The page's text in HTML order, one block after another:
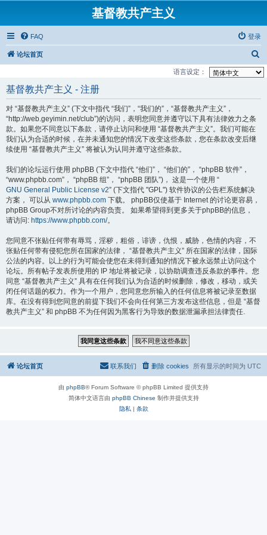
基督教共产主义
FAQ 登录
论坛首页
索
语言设定：
基督教共产主义 - 注册
对 “基督教共产主义” (下文中指代 “我们”，“我们的”，“基督教共产主义”，
“http://web.geyimin.net/club”)的访问，表明您同意并遵守以下具有法律效力之条
款。如果您不同意以下条款，请停止访问和使用 “基督教共产主义”。我们可能在
我们认为合适的时候，在并未通知您的情况下改变这些条款，您在条款改变后继
续使用 “基督教共产主义” 将被认为认同并遵守这些条款。
我们的论坛运行使用 phpBB (下文中指代 “他们”， “他们的”， “phpBB 软件”，
“www.phpbb.com”， “phpBB 组”， “phpBB 团队”)， 这是一个使用 “
GNU General Public License v2” (下文指代 "GPL") 软件协议的公告栏系统解决
方案， 可以从 www.phpbb.com 下载。 phpBB仅使基于 Internet 的讨论更容易，
phpBB Group不对所讨论的内容负责。 如果希望得到更多关于phpBB的信息，
请访问: https://www.phpbb.com/。
您同意不张贴任何带有辱骂，淫秽，粗俗，诽谤，仇恨，威胁，色情的内容，不
张贴任何带有侵犯您所在国家的法律， “基督教共产主义” 所在国家的法律，国际
公法的内容。以上的行为可能会使您在未得到通知的情况下被永远禁止访问这个
论坛。所有帖子发表所使用的 IP 地址将被记录，以协助调查违反条款的事件。您
同意 “基督教共产主义” 具有在任何我们认为合适的时候删除，修改，移动，或关
闭任何话题的权力。作为一个用户，您同意您所输入的任何信息将被记录至数据
库。在没有得到您同意的前提下我们不会向任何第三方发布这些信息，但是 “基督
教共产主义” 和 phpBB 不为任何因为黑客行为导致的数据泄漏承担法律责任.
论坛首页 所有显示的时间为 UTC
删除 cookies
联系我们
由 phpBB® Forum Software © phpBB Limited 提供支持
简体中文语言由 phpBB Chinese 制作并提供支持
隐私 | 条款